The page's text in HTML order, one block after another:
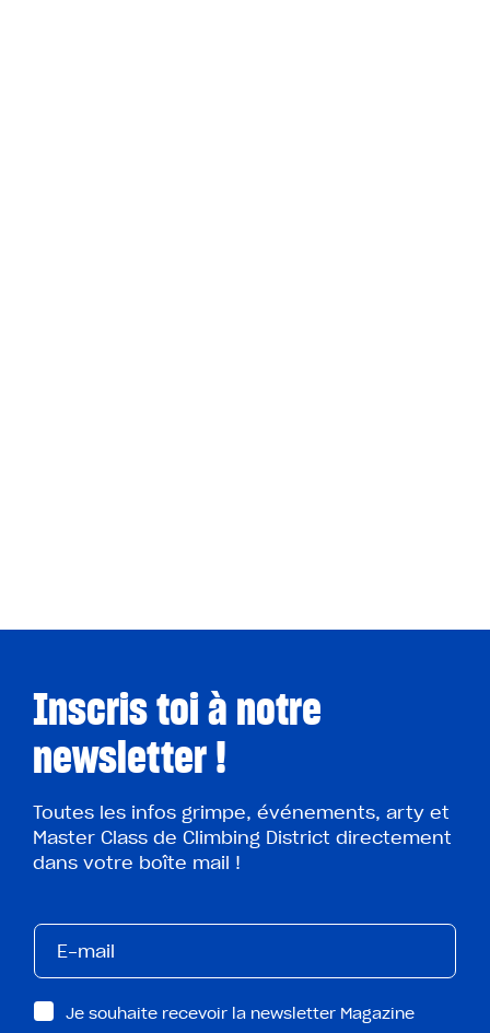
Inscris toi à notre
newsletter !
Toutes les infos grimpe, événements, arty et
Master Class de Climbing District directement
dans votre boîte mail !
Je souhaite recevoir la newsletter Magazine